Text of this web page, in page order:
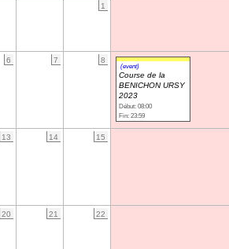
1
6 7 8
(event)
Course de la
BENICHON URSY
2023
Début: 08:00
Fin: 23:59
13 14 15
20 21 22